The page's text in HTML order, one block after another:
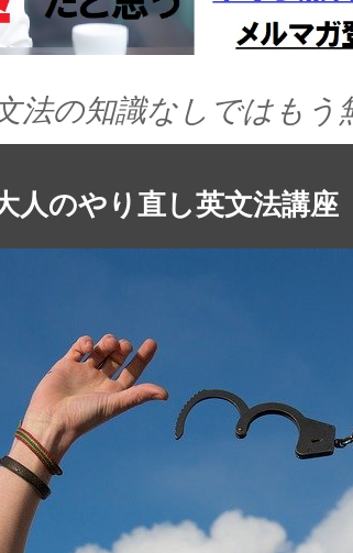
法の知識なしではも
人のやり直し英文法講座